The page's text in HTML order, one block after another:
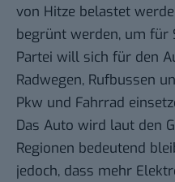
von Hitze belastet
begrünt werden, um für
Partei will sich für den
Radwegen, Rufbussen
Pkw und Fahrrad
Das Auto wird laut den
Regionen bedeutend
jedoch, dass mehr